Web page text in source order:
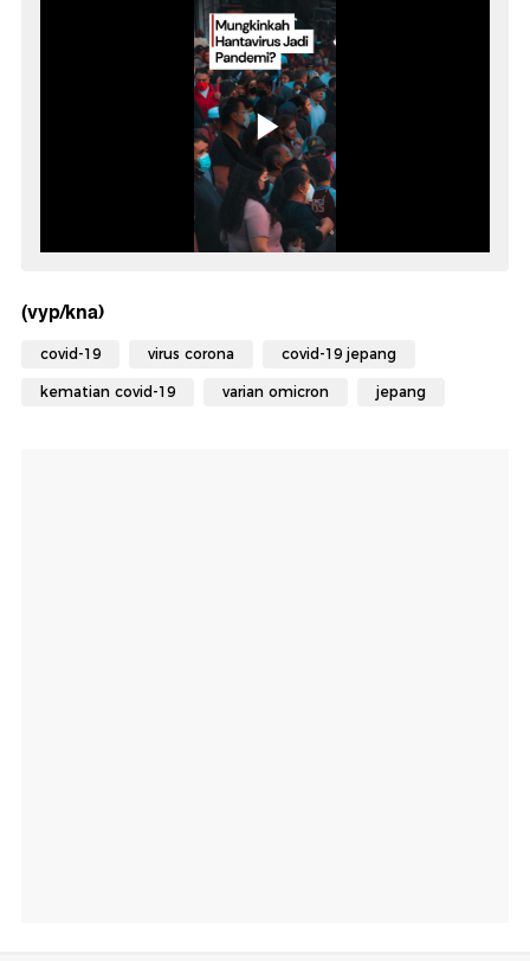
(vyp/kna)
covid-19 virus corona covid-19 jepang
kematian covid-19 varian omicron jepang